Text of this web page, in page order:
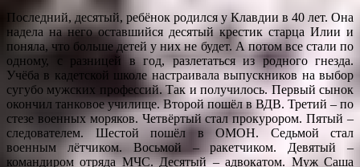
Последний, десятый, ребёнок родился у Клавдии в 40 лет. Она
надела на него оставшийся десятый крестик старца Илии и
поняла, что больше детей у них не будет. А потом все стали по
одному, с разницей в год, разлетаться из родного гнезда.
Учёба в кадетской школе настраивала выпускников на выбор
сугубо мужских профессий. Так и получилось. Первый сынок
окончил танковое училище. Второй пошёл в ВДВ. Третий – по
стезе военных моряков. Четвёртый стал прокурором. Пятый –
следователем. Шестой пошёл в ОМОН. Седьмой стал
военным лётчиком. Восьмой – ракетчиком. Девятый –
командиром отряда МЧС. Десятый – адвокатом. Муж Саша